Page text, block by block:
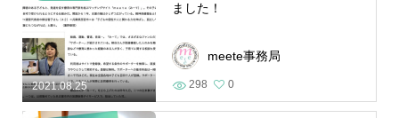
2021.08.25
ました！
meete事務局
298 0